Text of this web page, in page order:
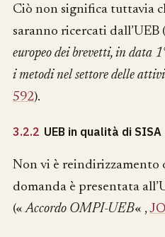
Ciò non significa tuttavia
saranno ricercati dall’UEB
europeo dei brevetti, in data
i metodi nel settore delle
592).
3.2.2 UEB in qualità di SISA
Non vi è reindirizzamento
domanda è presentata
(«Accordo OMPI-UEB« ,